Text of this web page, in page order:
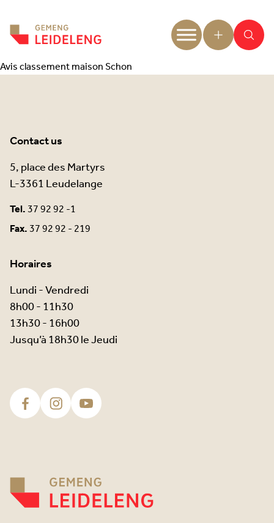
Avis classement maison Schon
Contact us
5, place des Martyrs
L-3361 Leudelange
Tel.37 92 92 -1
Fax.37 92 92 - 219
Horaires
Lundi - Vendredi
8h00 - 11h30
13h30 - 16h00
Jusqu’à 18h30 le Jeudi